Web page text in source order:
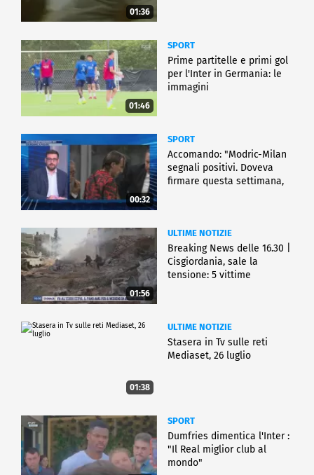
01:36
01:46
SPORT
Prime partitelle e primi gol
per l'Inter in Germania: le
immagini
00:32
SPORT
Accomando: "Modric-Milan
segnali positivi. Doveva
firmare questa settimana,
01:56
ULTIME NOTIZIE
Breaking News delle 16.30 |
Cisgiordania, sale la
tensione: 5 vittime
01:38
ULTIME NOTIZIE
Stasera in Tv sulle reti
Mediaset, 26 luglio
SPORT
Dumfries dimentica l'Inter :
"Il Real miglior club al
mondo"